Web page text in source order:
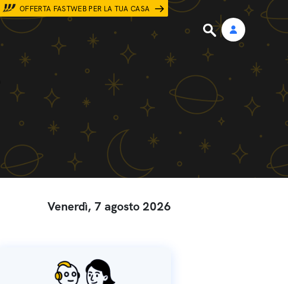
OFFERTA FASTWEB PER LA TUA CASA
Venerdì, 7 agosto 2026